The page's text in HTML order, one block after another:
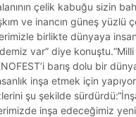
çelik kabuğu sizin
ve inancın güneş yüzlü
birlikte dünyaya
var” diye
barış dolu bir
inşa etmek için
şu şekilde
inşa edeceğimiz